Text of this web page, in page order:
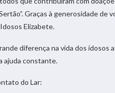
Graças à generosidade
Elizabete.
diferença na vida dos
ajuda constante.
do Lar: